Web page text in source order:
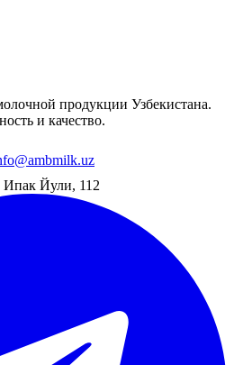
продукции Узбекистана.
и качество.
Ипак Йули, 112